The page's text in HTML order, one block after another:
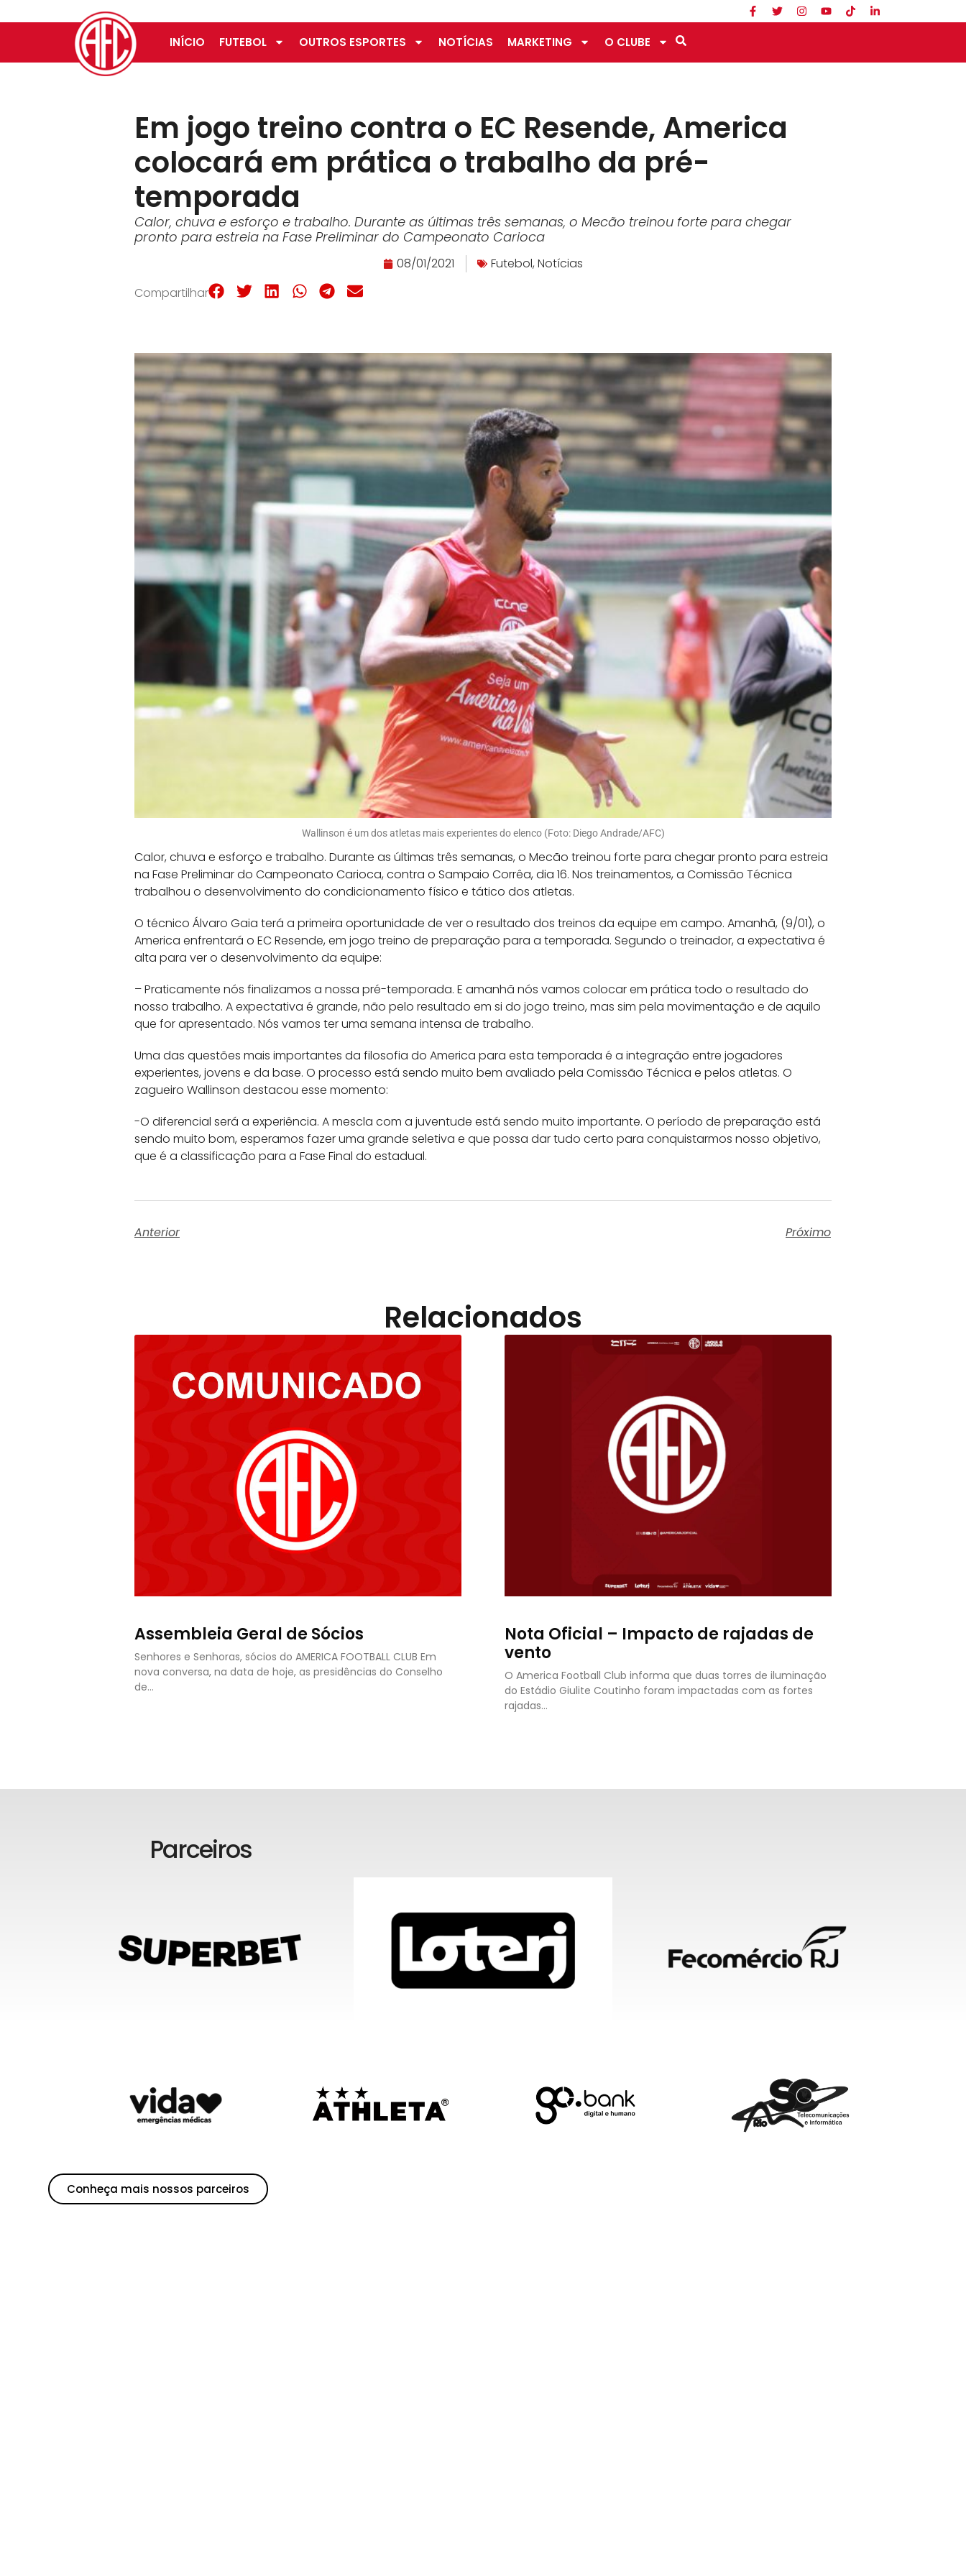
INÍCIO FUTEBOL OUTROS ESPORTES NOTÍCIAS MARKETING O CLUBE
Em jogo treino contra o EC Resende, America
colocará em prática o trabalho da pré-
temporada
Calor, chuva e esforço e trabalho. Durante as últimas três semanas, o Mecão treinou forte para chegar
pronto para estreia na Fase Preliminar do Campeonato Carioca
08/01/2021 Futebol, Notícias
Compartilhar
Wallinson é um dos atletas mais experientes do elenco (Foto: Diego Andrade/AFC)
Calor, chuva e esforço e trabalho. Durante as últimas três semanas, o Mecão treinou forte para chegar pronto para estreia
na Fase Preliminar do Campeonato Carioca, contra o Sampaio Corrêa, dia 16. Nos treinamentos, a Comissão Técnica
trabalhou o desenvolvimento do condicionamento físico e tático dos atletas.
O técnico Álvaro Gaia terá a primeira oportunidade de ver o resultado dos treinos da equipe em campo. Amanhã, (9/01), o
America enfrentará o EC Resende, em jogo treino de preparação para a temporada. Segundo o treinador, a expectativa é
alta para ver o desenvolvimento da equipe:
– Praticamente nós finalizamos a nossa pré-temporada. E amanhã nós vamos colocar em prática todo o resultado do
nosso trabalho. A expectativa é grande, não pelo resultado em si do jogo treino, mas sim pela movimentação e de aquilo
que for apresentado. Nós vamos ter uma semana intensa de trabalho.
Uma das questões mais importantes da filosofia do America para esta temporada é a integração entre jogadores
experientes, jovens e da base. O processo está sendo muito bem avaliado pela Comissão Técnica e pelos atletas. O
zagueiro Wallinson destacou esse momento:
-O diferencial será a experiência. A mescla com a juventude está sendo muito importante. O período de preparação está
sendo muito bom, esperamos fazer uma grande seletiva e que possa dar tudo certo para conquistarmos nosso objetivo,
que é a classificação para a Fase Final do estadual.
Anterior Próximo
Relacionados
Assembleia Geral de Sócios
Senhores e Senhoras, sócios do AMERICA FOOTBALL CLUB Em
nova conversa, na data de hoje, as presidências do Conselho
de…
Nota Oficial – Impacto de rajadas de
vento
O America Football Club informa que duas torres de iluminação
do Estádio Giulite Coutinho foram impactadas com as fortes
rajadas…
Parceiros
Conheça mais nossos parceiros